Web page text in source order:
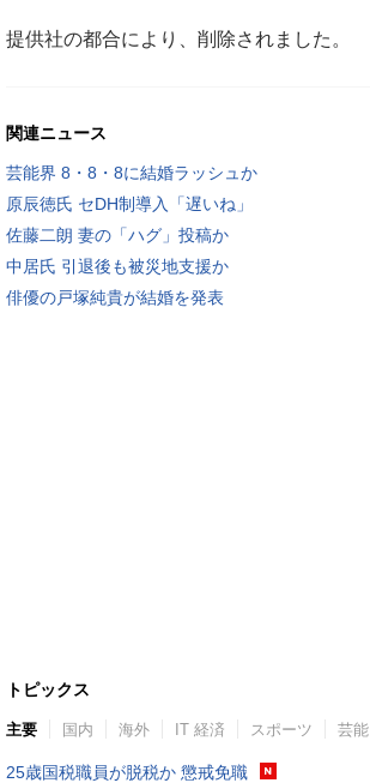
提供社の都合により、削除されました。
関連ニュース
芸能界 8・8・8に結婚ラッシュか
原辰徳氏 セDH制導入「遅いね」
佐藤二朗 妻の「ハグ」投稿か
中居氏 引退後も被災地支援か
俳優の戸塚純貴が結婚を発表
トピックス
主要 国内 海外 IT 経済 スポーツ 芸能
25歳国税職員が脱税か 懲戒免職